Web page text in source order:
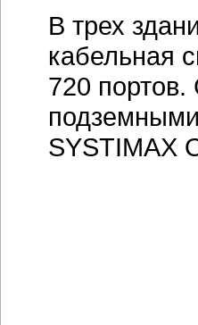
В трех
кабельная
720
SYSTIMAX